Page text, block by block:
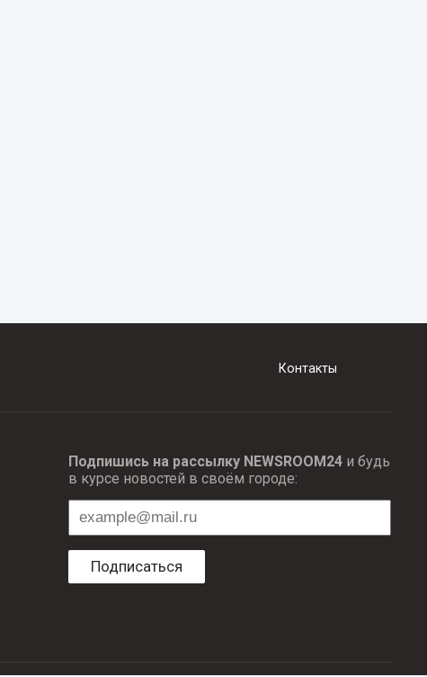
Контакты
Подпишись на рассылку NEWSROOM24и будь
в курсе новостей в своём городе:
Подписаться